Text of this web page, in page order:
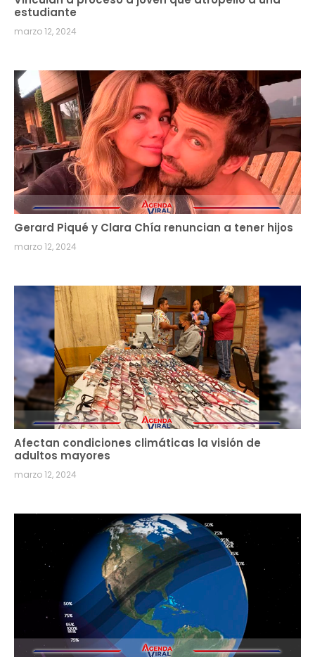
estudiante
marzo 12, 2024
Gerard Piqué y Clara Chía renuncian a tener hijos
marzo 12, 2024
Afectan condiciones climáticas la visión de
adultos mayores
marzo 12, 2024